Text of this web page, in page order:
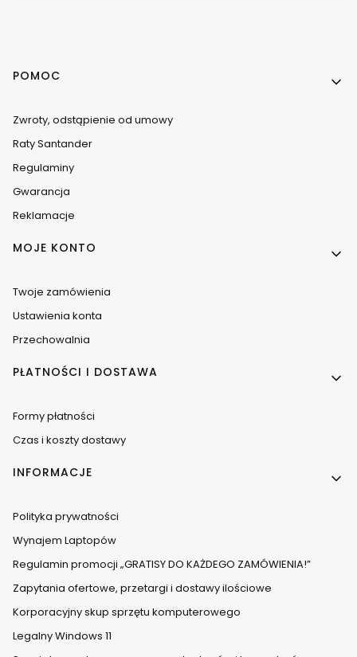
Linki w stopce
POMOC
Zwroty, odstąpienie od umowy
Raty Santander
Regulaminy
Gwarancja
Reklamacje
MOJE KONTO
Twoje zamówienia
Ustawienia konta
Przechowalnia
PŁATNOŚCI I DOSTAWA
Formy płatności
Czas i koszty dostawy
INFORMACJE
Polityka prywatności
Wynajem Laptopów
Regulamin promocji „GRATISY DO KAŻDEGO ZAMÓWIENIA!”
Zapytania ofertowe, przetargi i dostawy ilościowe
Korporacyjny skup sprzętu komputerowego
Legalny Windows 11